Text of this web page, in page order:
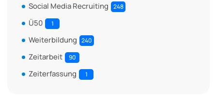
Social Media Recruiting 248
Ü50 1
Weiterbildung 240
Zeitarbeit 90
Zeiterfassung 1